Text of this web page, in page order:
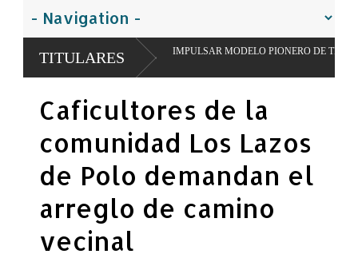
TITULARES
JUAN PARA IMPULSAR MODELO PIONERO DE TRANSFORMACIÓN
Caficultores de la
comunidad Los Lazos
de Polo demandan el
arreglo de camino
vecinal